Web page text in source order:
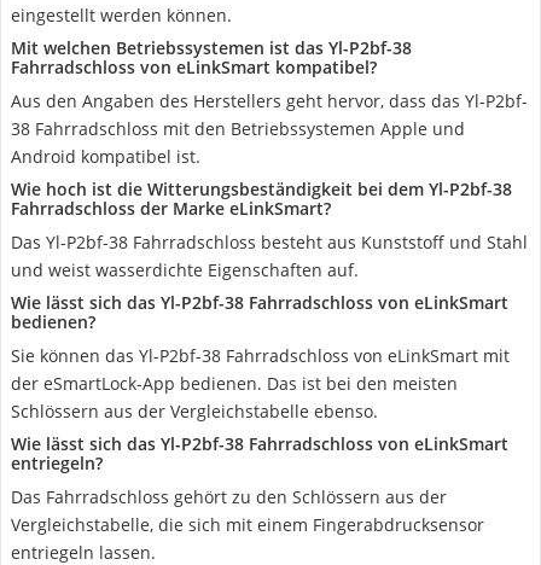
eingestellt werden können.
Mit welchen Betriebssystemen ist das Yl-P2bf-38
Fahrradschloss von eLinkSmart kompatibel?
Aus den Angaben des Herstellers geht hervor, dass das Yl-P2bf-
38 Fahrradschloss mit den Betriebssystemen Apple und
Android kompatibel ist.
Wie hoch ist die Witterungsbeständigkeit bei dem Yl-P2bf-38
Fahrradschloss der Marke eLinkSmart?
Das Yl-P2bf-38 Fahrradschloss besteht aus Kunststoff und Stahl
und weist wasserdichte Eigenschaften auf.
Wie lässt sich das Yl-P2bf-38 Fahrradschloss von eLinkSmart
bedienen?
Sie können das Yl-P2bf-38 Fahrradschloss von eLinkSmart mit
der eSmartLock-App bedienen. Das ist bei den meisten
Schlössern aus der Vergleichstabelle ebenso.
Wie lässt sich das Yl-P2bf-38 Fahrradschloss von eLinkSmart
entriegeln?
Das Fahrradschloss gehört zu den Schlössern aus der
Vergleichstabelle, die sich mit einem Fingerabdrucksensor
entriegeln lassen.